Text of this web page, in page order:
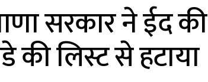
सरकार ने ईद
की लिस्ट से हटाया